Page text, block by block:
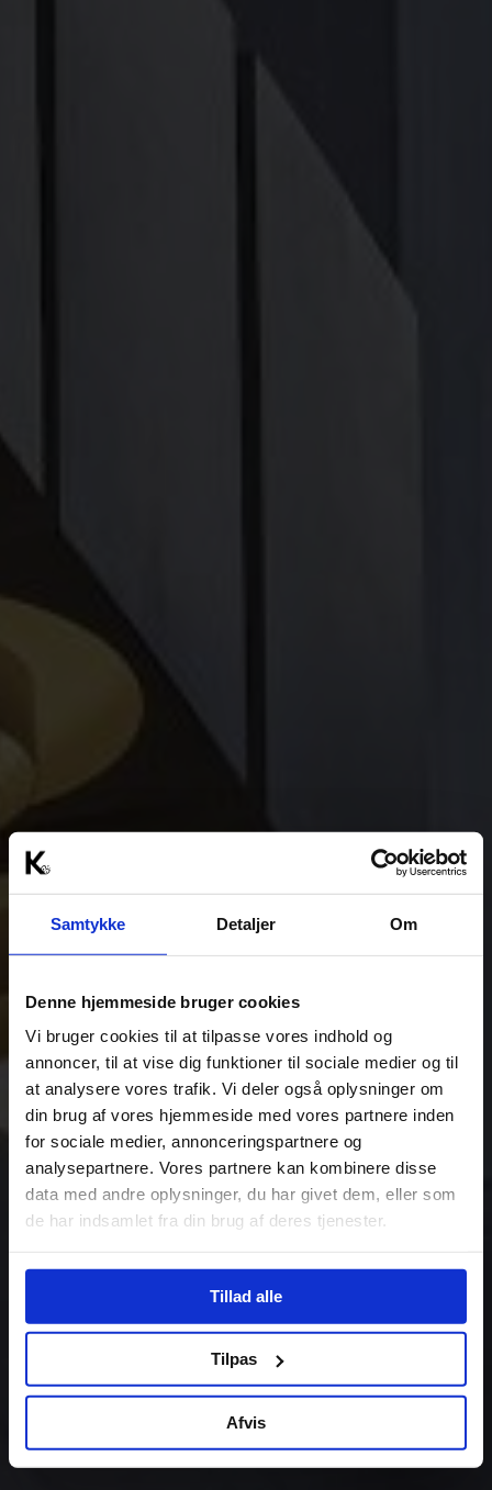
Samtykke Detaljer Om
Denne hjemmeside bruger cookies
Vi bruger cookies til at tilpasse vores indhold og
annoncer, til at vise dig funktioner til sociale medier og til
at analysere vores trafik. Vi deler også oplysninger om
din brug af vores hjemmeside med vores partnere inden
for sociale medier, annonceringspartnere og
analysepartnere. Vores partnere kan kombinere disse
data med andre oplysninger, du har givet dem, eller som
de har indsamlet fra din brug af deres tjenester.
Tillad alle
Tilpas
Afvis